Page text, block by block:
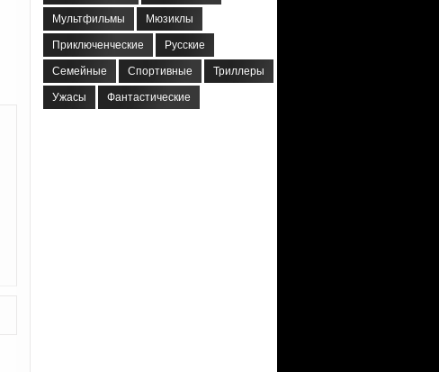
Мультфильмы Мюзиклы
Приключенческие Русские
Семейные Спортивные Триллеры
Ужасы Фантастические